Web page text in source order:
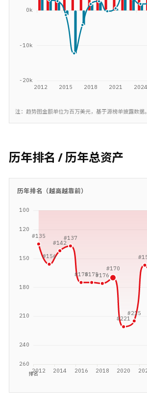
注：趋势图金额单位为百万美元，基于源榜单披露数据。
历年排名 / 历年总资产
历年排名（越高越靠前）